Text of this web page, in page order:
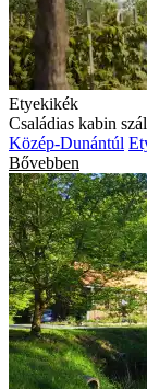
Etyekikék
Családias kabin
Közép-Dunántúl
Bővebben